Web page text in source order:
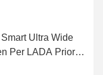
Ultra Wide
Per LADA Priora